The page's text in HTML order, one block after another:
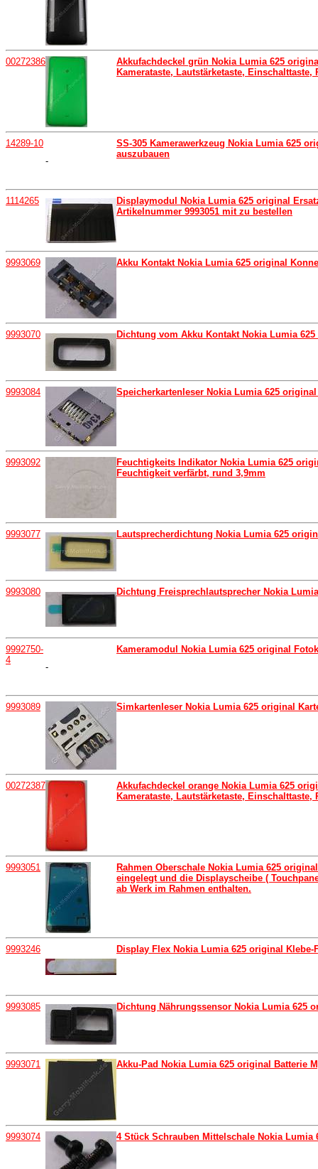
00272386
Akkufachdeckel grün Nokia Lumia 625
Kamerataste, Lautstärketaste, Einschalttaste,
14289-10
-
SS-305 Kamerawerkzeug Nokia Lumia 625
auszubauen
1114265
Displaymodul Nokia Lumia 625 original
Artikelnummer 9993051 mit zu bestellen
9993069 Akku Kontakt Nokia Lumia 625 original
9993070 Dichtung vom Akku Kontakt Nokia Lumia
9993084 Speicherkartenleser Nokia Lumia 625
9993092
Feuchtigkeits Indikator Nokia Lumia 625
Feuchtigkeit verfärbt, rund 3,9mm
9993077 Lautsprecherdichtung Nokia Lumia 625
9993080 Dichtung Freisprechlautsprecher Nokia
9992750-
4
-
Kameramodul Nokia Lumia 625 original
9993089 Simkartenleser Nokia Lumia 625 original
00272387
Akkufachdeckel orange Nokia Lumia 625
Kamerataste, Lautstärketaste, Einschalttaste,
9993051
Rahmen Oberschale Nokia Lumia 625
eingelegt und die Displayscheibe (
ab Werk im Rahmen enthalten.
9993246 Display Flex Nokia Lumia 625 original
9993085 Dichtung Nährungssensor Nokia Lumia 625
9993071 Akku-Pad Nokia Lumia 625 original Batterie
9993074 4 Stück Schrauben Mittelschale Nokia Lumia